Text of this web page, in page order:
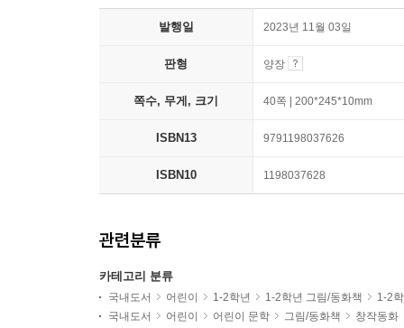
발행일 2023년 11월 03일
판형 양장
쪽수, 무게, 크기 40쪽 | 200*245*10mm
ISBN13 9791198037626
ISBN10 1198037628
관련분류
카테고리 분류
국내도서 어린이 1-2학년 1-2학년 그림/동화책
1-2
국내도서
어린이 어린이 문학 그림/동화책
창작동화